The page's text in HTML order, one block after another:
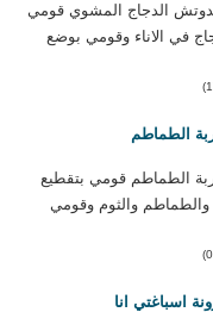
الدجاج المشوي قومي
في الاناء وقومي بوضع
الطماطم
الطماطم قومي بتقطيع
والطماطم والثوم وقومي
اسباغتي انا